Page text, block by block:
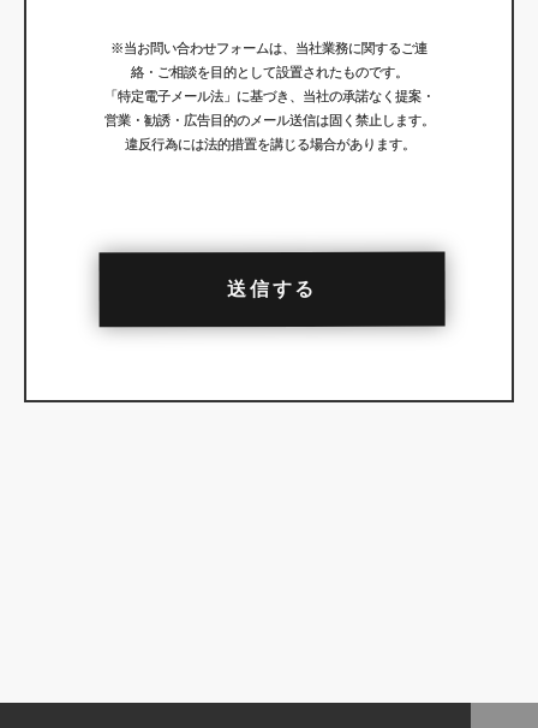
のために特に必要がある場合であって本人の、
同意を得ることが困難であるとき
・国の機関若しくは地方公共団体又はその委託
を受けた者が法令の定める事務を遂行すること
に対して協力する必要がある場合であって、本
人の同意を得ることによって当該事務の遂行に
支障を及ぼすおそれがあるとき
5．個人情報取扱いの委託
実施させます。
ご提供いただいた個人情報について、開示等を
ご希望する場合は、上記２の個人情報保護管理
お客様が当社に個人情報を提供されるかどうか
このサイトでは、訪問者様の閲覧行動を収
※当お問い合わせフォームは、当社業務に関するご連
絡・ご相談を目的として設置されたものです。
「特定電子メール法」に基づき、当社の承諾なく提案・
営業・勧誘・広告目的のメール送信は固く禁止します。
違反行為には法的措置を講じる場合があります。